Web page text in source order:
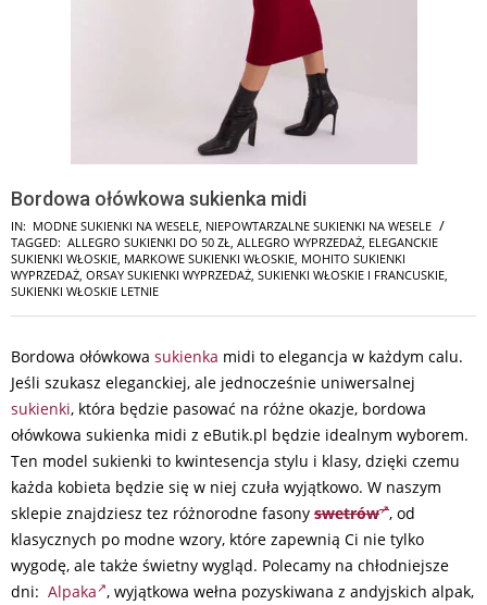
Bordowa ołówkowa sukienka midi
IN: MODNE SUKIENKI NA WESELE NIEPOWTARZALNE SUKIENKI NA WESELE
TAGGED: ALLEGRO SUKIENKI DO 50 ZŁ ALLEGRO WYPRZEDAŻ ELEGANCKIE
SUKIENKI WŁOSKIE MARKOWE SUKIENKI WŁOSKIE MOHITO SUKIENKI
WYPRZEDAŻ ORSAY SUKIENKI WYPRZEDAŻ SUKIENKI WŁOSKIE I FRANCUSKIE
SUKIENKI WŁOSKIE LETNIE
Bordowa ołówkowa sukienka midi to elegancja w każdym calu.
Jeśli szukasz eleganckiej, ale jednocześnie uniwersalnej
sukienki, która będzie pasować na różne okazje, bordowa
ołówkowa sukienka midi z eButik.pl będzie idealnym wyborem.
Ten model sukienki to kwintesencja stylu i klasy, dzięki czemu
każda kobieta będzie się w niej czuła wyjątkowo. W naszym
sklepie znajdziesz tez różnorodne fasony swetrów , od
klasycznych po modne wzory, które zapewnią Ci nie tylko
wygodę, ale także świetny wygląd. Polecamy na chłodniejsze
dni: Alpaka , wyjątkowa wełna pozyskiwana z andyjskich alpak,